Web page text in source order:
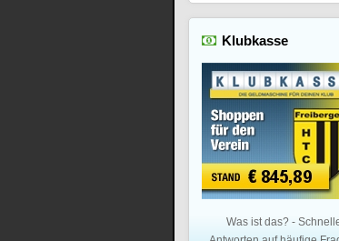
Klubkasse
Was ist das? -